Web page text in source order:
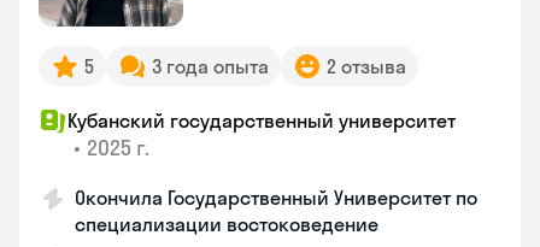
5 3 года опыта 2 отзыва
Кубанский государственный университет
• 2025 г.
Окончила Государственный Университет по
специализации востоковедение